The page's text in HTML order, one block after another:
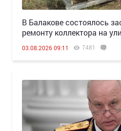
В Балакове состоялось
ремонту коллектора на
03.08.2026 09:11 7481